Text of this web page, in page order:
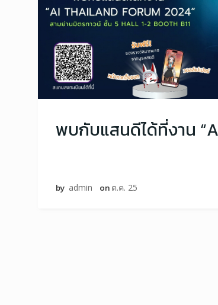
by admin on ต.ค. 25